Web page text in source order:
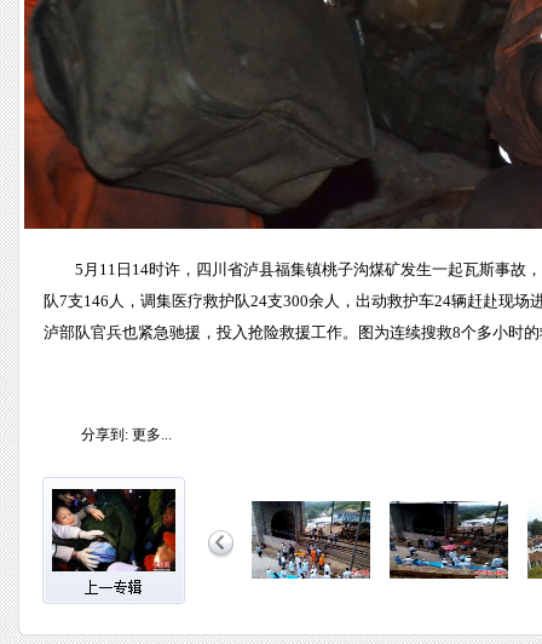
5月11日14时许，四川省泸县福集镇桃子沟煤矿发生一起瓦斯事故
队7支146人，调集医疗救护队24支300余人，出动救护车24辆赶赴现
泸部队官兵也紧急驰援，投入抢险救援工作。图为连续搜救8个多小时
分享到: 更多...